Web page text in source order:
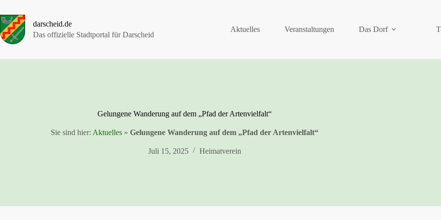
springen
darscheid.de
Das offizielle Stadtportal für Darscheid
Aktuelles Veranstaltungen Das Dorf
Gelungene Wanderung auf dem „Pfad der Artenvielfalt“
Sie sind hier: Aktuelles » Gelungene Wanderung auf dem „Pfad der Artenvielfalt“
Juli 15, 2025 Heimatverein